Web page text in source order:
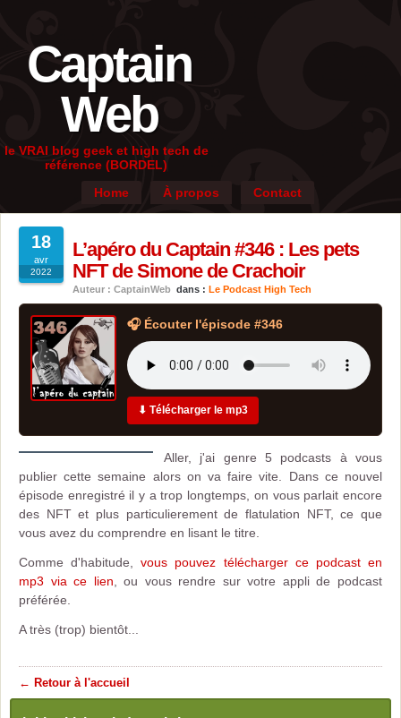
Captain
Web
le VRAI blog geek et high tech de
référence (BORDEL)
Home
À propos Contact
18
avr
2022
L’apéro du Captain #346 : Les pets
NFT de Simone de Crachoir
Auteur : CaptainWeb dans : Le Podcast High Tech
🎧 Écouter l'épisode #346
⬇ Télécharger le mp3
Aller, j'ai genre 5 podcasts à vous
publier cette semaine alors on va faire vite. Dans ce nouvel
épisode enregistré il y a trop longtemps, on vous parlait encore
des NFT et plus particulierement de flatulation NFT, ce que
vous avez du comprendre en lisant le titre.
Comme d'habitude,vous pouvez télécharger ce podcast en
mp3 via ce lien , ou vous rendre sur votre appli de podcast
préférée.
A très (trop) bientôt...
← Retour à l'accueil